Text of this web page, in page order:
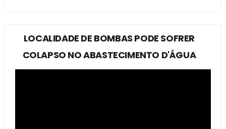
LOCALIDADE DE BOMBAS PODE SOFRER
COLAPSO NO ABASTECIMENTO D'ÁGUA